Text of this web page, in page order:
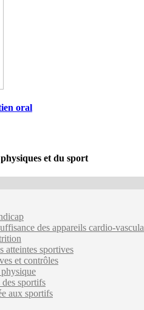
oral
et du sport
des appareils cardio-
atteintes sportives
et contrôles
des sportifs
aux sportifs